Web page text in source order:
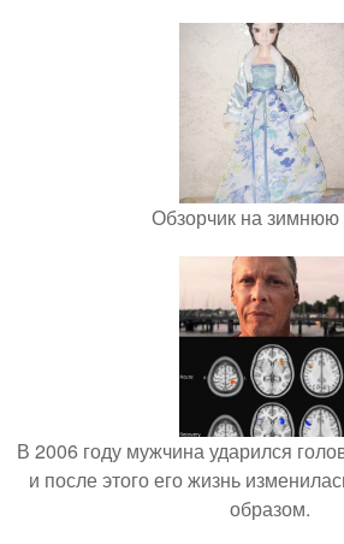
Обзорчик на зимнюю
В 2006 году мужчина ударился
и после этого его жизнь
образом.